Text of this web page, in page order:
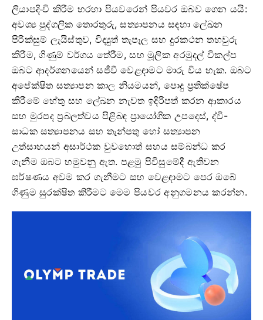
ලියාපදිංචි කිරීම හරහා පියවරෙන් පියවර ඔබව ගෙන යයි:
අවශ්‍ය පුද්ගලික තොරතුරු, සත්‍යාපනය සඳහා ලේඛන
පිරික්සුම් ලැයිස්තුව, විද්‍යුත් තැපෑල සහ දුරකථන තහවුරු
කිරීම, ගිණුම් වර්ගය තේරීම, සහ මූලික අරමුදල් විකල්ප
ඔබට ආදර්ශනයෙන් සජීවී වෙළඳාමට මාරු විය හැක. ඔබට
අපේක්ෂිත සත්‍යාපන කාල නියමයන්, පොදු ප්‍රතික්ෂේප
කිරීමේ හේතු සහ ලේඛන නැවත ඉදිරිපත් කරන ආකාරය
සහ මුරපද ප්‍රබලත්වය පිළිබඳ ප්‍රායෝගික උපදෙස්, ද්වි-
සාධක සත්‍යාපනය සහ තැන්පතු හෝ සත්‍යාපන
උත්සාහයන් අසාර්ථක වුවහොත් සහය සම්බන්ධ කර
ගැනීම ඔබට හමුවනු ඇත. පළමු පිවිසුමේදී ඇතිවන
ඝර්ෂණය අවම කර ගැනීමට සහ වෙළඳාමට පෙර ඔබේ
ගිණුම සුරක්ෂිත කිරීමට මෙම පියවර අනුගමනය කරන්න.